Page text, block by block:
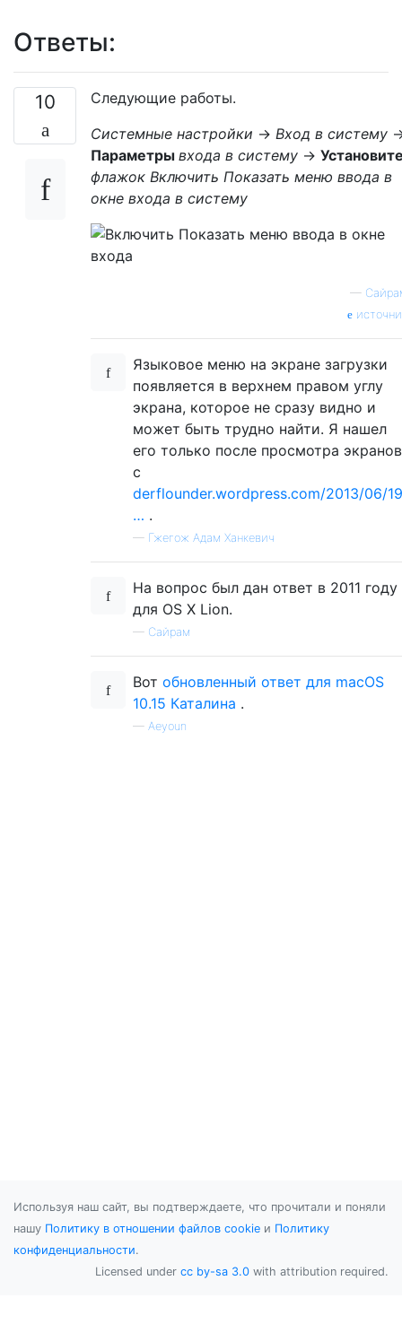
Ответы:
10
Следующие работы.
Системные настройки -> Вход в систему -
Параметры входа в систему ->
флажок Включить Показать меню ввода в
окне входа в систему
—
Языковое меню на экране загрузки
появляется в верхнем правом углу
экрана, которое не сразу видно и
может быть трудно найти. Я нашел
его только после просмотра экранов
с
derflounder.wordpress.com/2013/06/
… .
— Гжегож Адам Ханкевич
На вопрос был дан ответ в 2011 году
для OS X Lion.
— Сайрам
Вот обновленный ответ для macOS
10.15 Каталина .
— Aeyoun
Используя наш сайт, вы подтверждаете, что прочитали и поняли
нашу Политику в отношении файлов cookie и Политику
конфиденциальности.
Licensed under cc by-sa 3.0 with attribution required.